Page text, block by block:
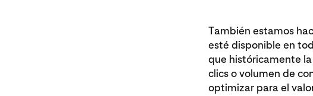
También estamos
esté disponible en
que históricamente
clics o volumen de
optimizar para el